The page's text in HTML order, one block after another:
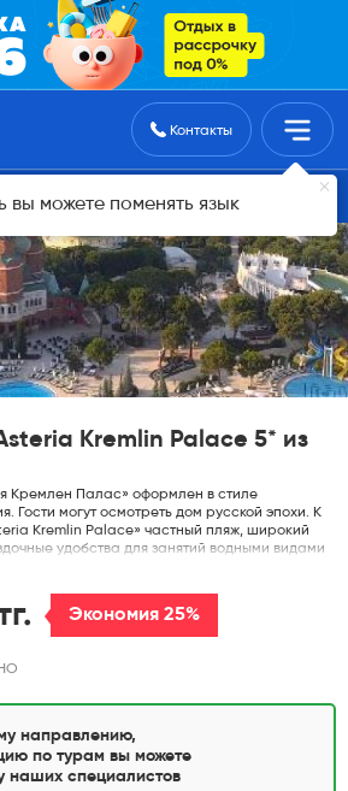
Поиск туровКонтакты
вы можете поменять язык
Алматы
Kremlin Palace 5* из
Кремлен Палас» оформлен в стиле
Гости могут осмотреть дом русской эпохи. К
Kremlin Palace» частный пляж, широкий
удобства для занятий водными видами
работает 6 ресторанов с
баров. В отеле проводятся специальные
программы.
Экономия 25%
направлению,
по турам вы можете
наших специалистов